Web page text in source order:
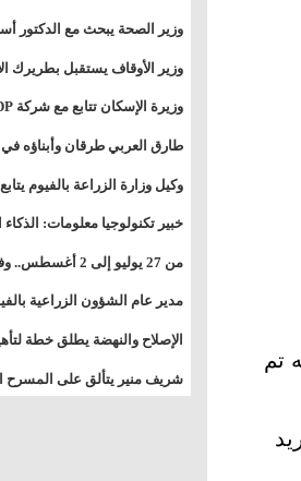
تم
وطالبات ذوى الهمهم" بمدارس
وزير الصحة يبحث مع الدكتور
بجامعة هارفارد توسيع برامج
وزير الأوقاف يستقبل بطريرك
مشروعات المدن الجديدة
طارق العربي طرقان وأبناؤه
الصيفي للموسيقى والغناء
وكيل وزارة الزراعة بالفيوم
خبير تكنولوجيا معلومات:
المستخدم إلى سلعة فى اقتصاد
من 27 يوليو إلى 2
تأثيرات أقوى الاتصالات الفلكية
مدير عام الشؤون الزراعية
الدوري لمتابعة الحصر الحيازي
الإصلاح والنهضة يطلق خطة
للمجالس الشعبية المحلية
بالمحافظات
شريف منير يتألق على المسرح